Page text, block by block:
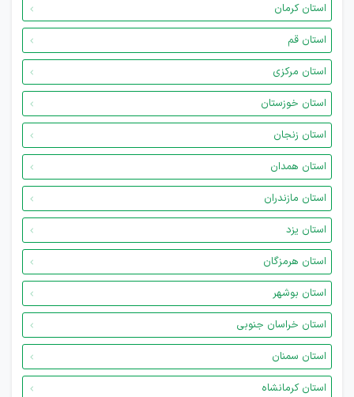
استان کرمان
استان قم
استان مرکزی
استان خوزستان
استان زنجان
استان همدان
استان مازندران
استان یزد
استان هرمزگان
استان بوشهر
استان خراسان جنوبی
استان سمنان
استان کرمانشاه